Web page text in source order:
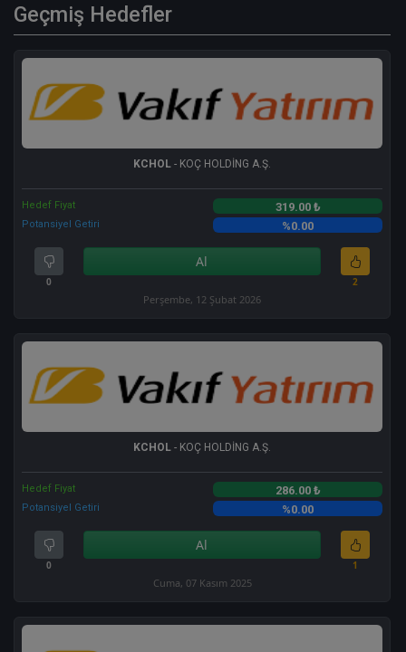
Geçmiş Hedefler
KCHOL - KOÇ HOLDİNG A.Ş.
Hedef Fiyat 319.00 ₺
Potansiyel Getiri %0.00
0
Al
2
Perşembe, 12 Şubat 2026
KCHOL - KOÇ HOLDİNG A.Ş.
Hedef Fiyat 286.00 ₺
Potansiyel Getiri %0.00
0
Al
1
Cuma, 07 Kasım 2025